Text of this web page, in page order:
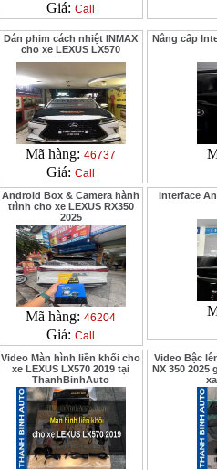
Giá: Call
Dán phim cách nhiệt INMAX
cho xe LEXUS LX570
Mã hàng: 46737
Giá: Call
Nâng cấp
Android Box & Camera hành
trình cho xe LEXUS RX350
2025
Mã hàng: 46204
Giá: Call
Interface
Video Màn hình liền khối cho
xe LEXUS LX570 2019 tại
ThanhBinhAuto
Video Bậc
NX 350